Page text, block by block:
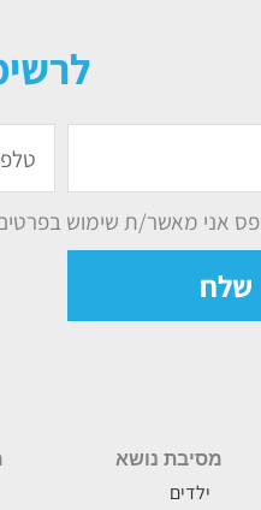
אני מאשר/ת שימוש בפרטים
שלח
מסיבת נושא
ילדים